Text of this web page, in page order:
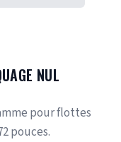
NUL
pour flottes
pouces.